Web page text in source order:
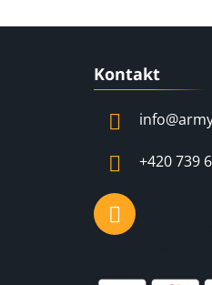
Kontakt
info@
+420 739